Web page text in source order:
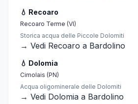
💧 Recoaro
Recoaro Terme (VI)
Storica acqua delle Piccole Dolomiti
→ Vedi Recoaro a Bardolino
💧 Dolomia
Cimolais (PN)
Acqua oligominerale delle Dolomiti
→ Vedi Dolomia a Bardolino